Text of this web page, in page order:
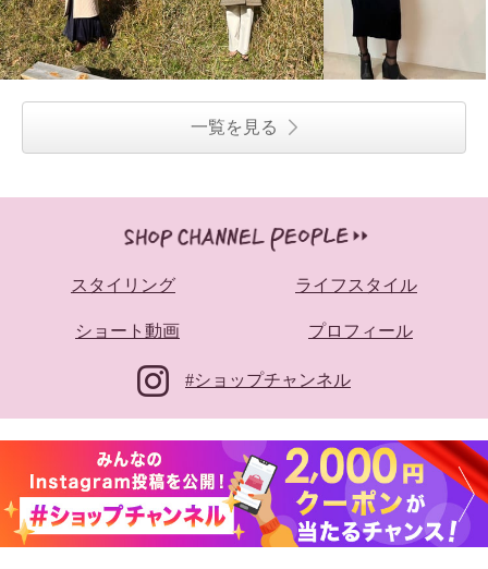
一覧を見る
スタイリング ライフスタイル
ショート動画 プロフィール
#ショップチャンネル